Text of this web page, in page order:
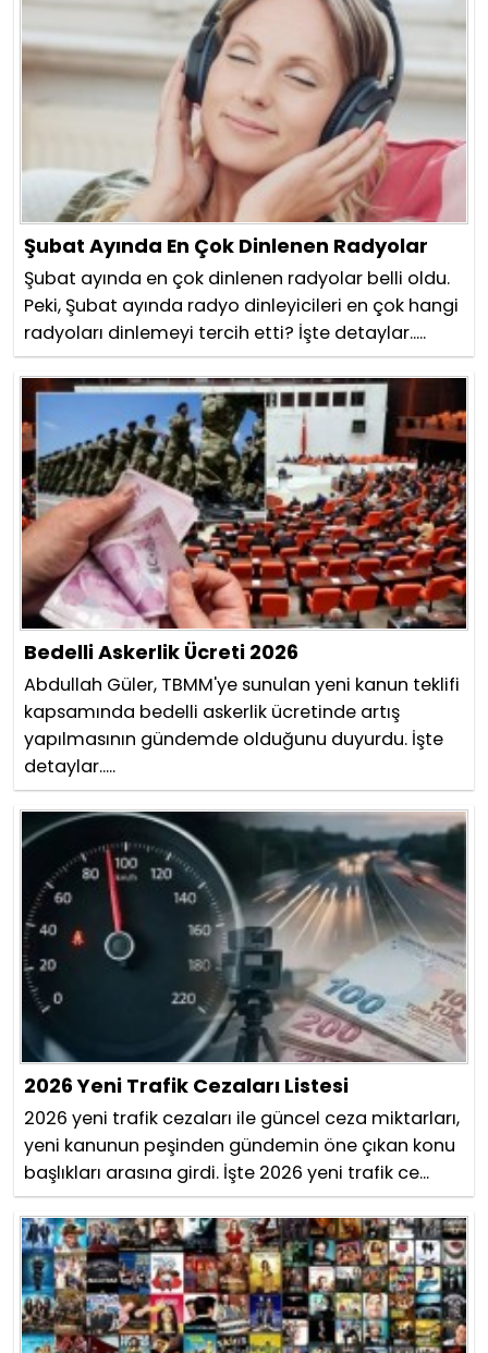
Şubat Ayında En Çok Dinlenen Radyolar
Şubat ayında en çok dinlenen radyolar belli oldu.
Peki, Şubat ayında radyo dinleyicileri en çok hangi
radyoları dinlemeyi tercih etti? İşte detaylar.....
Bedelli Askerlik Ücreti 2026
Abdullah Güler, TBMM'ye sunulan yeni kanun teklifi
kapsamında bedelli askerlik ücretinde artış
yapılmasının gündemde olduğunu duyurdu. İşte
detaylar.....
2026 Yeni Trafik Cezaları Listesi
2026 yeni trafik cezaları ile güncel ceza miktarları,
yeni kanunun peşinden gündemin öne çıkan konu
başlıkları arasına girdi. İşte 2026 yeni trafik ce...